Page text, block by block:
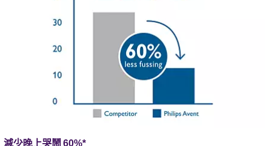
減少晚上哭鬧 60%*